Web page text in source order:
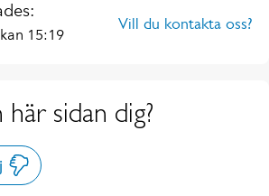
15:19
Vill du kontakta oss?
sidan dig?